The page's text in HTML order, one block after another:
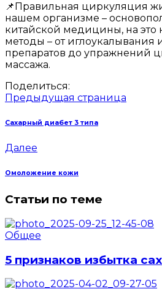
📌Правильная циркуляция
нашем организме –
китайской медицины, на это
методы – от иглоукалывания
препаратов до упражнений
массажа.
Поделиться:
Предыдущая страница
Сахарный диабет 3 типа
Далее
Омоложение кожи
Статьи по теме
Общее
5 признаков избытка